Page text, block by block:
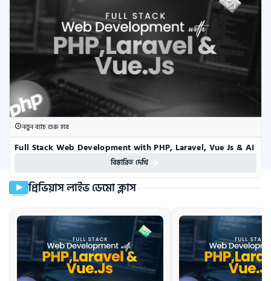
নতুন ব্যাচ শুরু হবে
Full Stack Web Development with PHP, Laravel, Vue Js & AI
বিস্তারিত দেখি
প্রিভিয়াস লাইভ ডেমো ক্লাস